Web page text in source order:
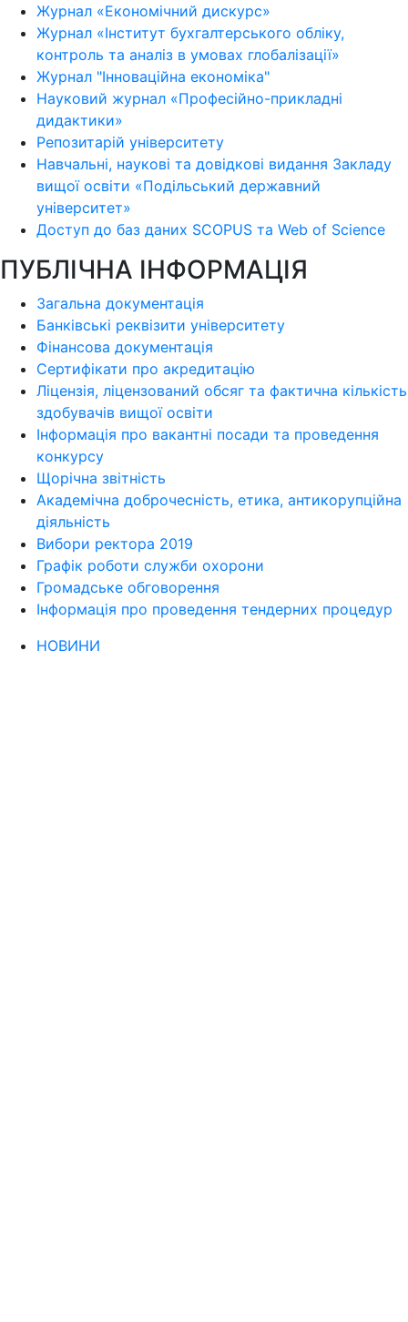
Журнал «Економічний дискурс»
Журнал «Інститут бухгалтерського обліку,
контроль та аналіз в умовах глобалізації»
Журнал "Інноваційна економіка"
Науковий журнал «Професійно-прикладні
дидактики»
Репозитарій університету
Навчальні, наукові та довідкові видання Закладу
вищої освіти «Подільський державний
університет»
Доступ до баз даних SCOPUS та Web of Science
ПУБЛІЧНА ІНФОРМАЦІЯ
Загальна документація
Банківські реквізити університету
Фінансова документація
Сертифікати про акредитацію
Ліцензія, ліцензований обсяг та фактична кількість
здобувачів вищої освіти
Інформація про вакантні посади та проведення
конкурсу
Щорічна звітність
Академічна доброчесність, етика, антикорупційна
діяльність
Вибори ректора 2019
Графік роботи служби охорони
Громадське обговорення
Інформація про проведення тендерних процедур
НОВИНИ